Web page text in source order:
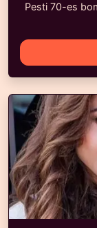
Pesti 70-es